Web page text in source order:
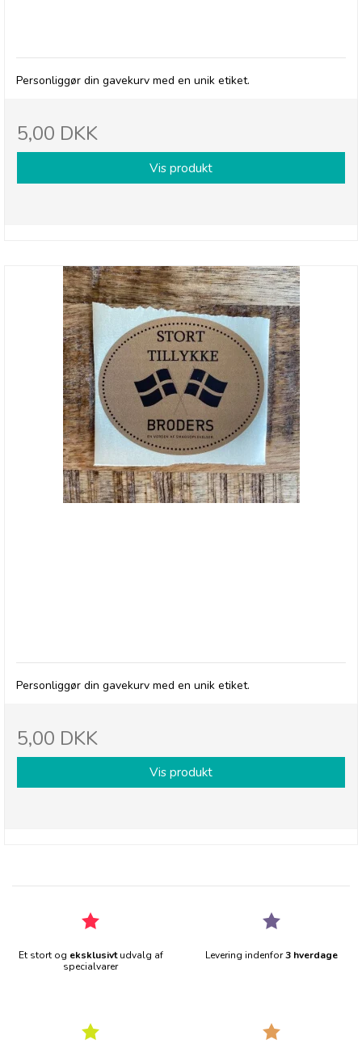
Personliggør din gavekurv med en unik etiket.
5,00 DKK
Vis produkt
Personliggør din gavekurv med en unik etiket.
5,00 DKK
Vis produkt
Et stort og eksklusivtudvalg af
specialvarer
Levering indenfor3 hverdage